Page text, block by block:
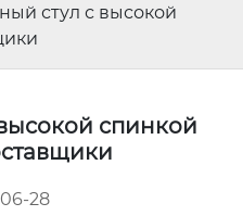
стул с высокой
спинкой
28